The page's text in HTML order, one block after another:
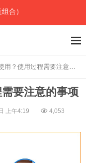
，详情请直接联系官网
？使用过程需要注意的事项
要注意的事项
上午4:19 4,053